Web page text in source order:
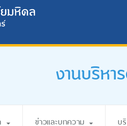
งานบริหา
ข่าวและบทความ บ